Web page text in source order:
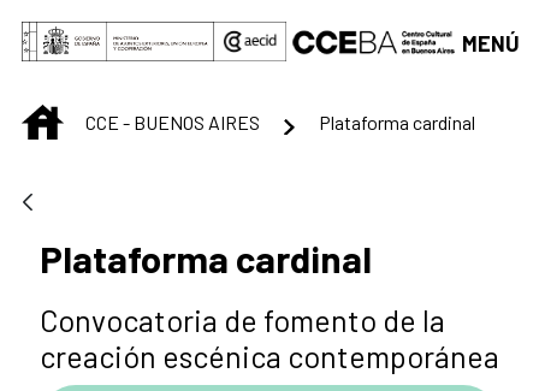
Saltar al contenido principal
MENÚ
INICIOCCE - BUENOS AIRES Plataforma cardinal
Plataforma cardinal
Convocatoria de fomento de la
creación escénica contemporánea